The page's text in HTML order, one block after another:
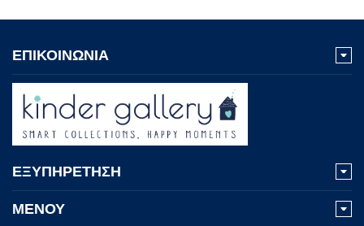
ΕΠΙΚΟΙΝΩΝΙΑ
ΕΞΥΠΗΡΕΤΗΣΗ
ΜΕΝΟΥ